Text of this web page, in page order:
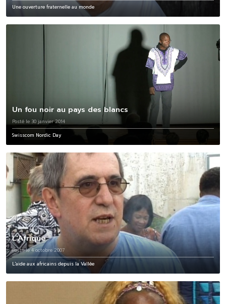
Une ouverture fraternelle au monde
Un fou noir au pays des blancs
Posté le 30 janvier 2014
Swisscom Nordic Day
L'Afrique
Posté le 4 octobre 2007
L'aide aux africains depuis la Vallée